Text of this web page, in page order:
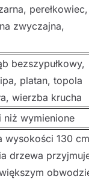
perełkowiec,
zwyczajna,
bezszypułkowy,
platan, topola
wierzba krucha
niż wymienione
wysokości 130
drzewa